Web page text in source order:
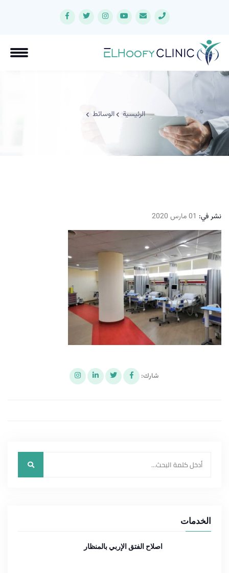
الرئيسية الوسائط
نشر في: 01 مارس 2020
شارك:
الخدمات
اصلاح الفتق الإربي بالمنظار